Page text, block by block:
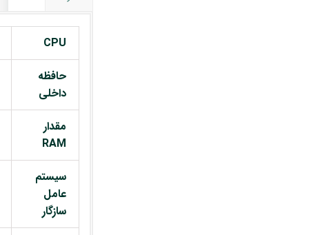
CPU
حافظه
داخلی
مقدار
RAM
سیستم
عامل
سازگار